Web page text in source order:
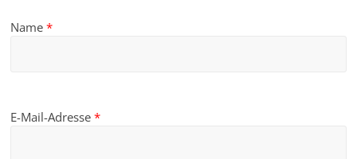
Name*
E-Mail-Adresse*